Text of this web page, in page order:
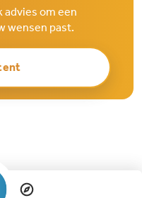
advies om een
wensen past.